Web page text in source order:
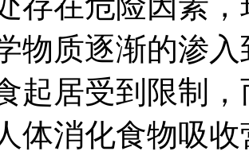
物质逐渐的渗
起居受到限制
体消化食物吸